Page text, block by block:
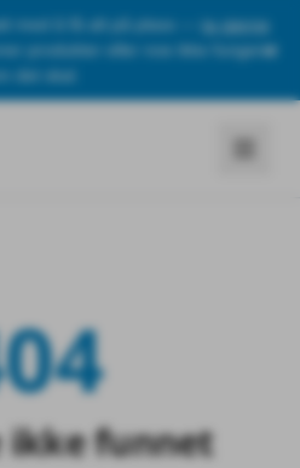
med å få alt på plass —
ta gjerne
produkter eller noe ikke fungerer
det skal.
ikke funnet